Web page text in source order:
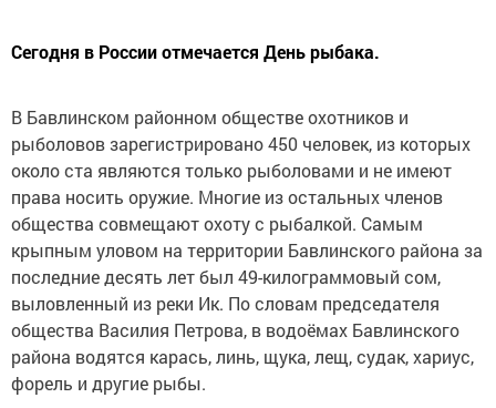
Сегодня в России отмечается День рыбака.
В Бавлинском районном обществе охотников и
рыболовов зарегистрировано 450 человек, из которых
около ста являются только рыболовами и не имеют
права носить оружие. Многие из остальных членов
общества совмещают охоту с рыбалкой. Самым
крыпным уловом на территории Бавлинского района за
последние десять лет был 49-килограммовый сом,
выловленный из реки Ик. По словам председателя
общества Василия Петрова, в водоёмах Бавлинского
района водятся карась, линь, щука, лещ, судак, хариус,
форель и другие рыбы.